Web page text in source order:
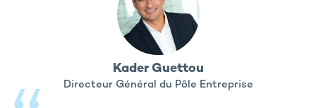
Kader Guettou
Directeur Général du Pôle Entreprise